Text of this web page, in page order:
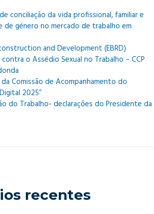
conciliação da vida profissional, familiar e
de género no mercado de trabalho em
and Development (EBRD)
o Assédio Sexual no Trabalho – CCP
Comissão de Acompanhamento do
2025”
do Trabalho- declarações do Presidente da
recentes